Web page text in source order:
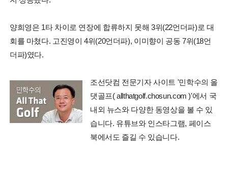
양희영은 1타 차이로 연장에 합류하지 못해 3위(22언더파)로 대
회를 마쳤다. 고진영이 4위(20언더파), 이미향이 공동 7위(18언
더파)였다.
조선닷컴 전문기자 사이트 '민학수의 올
댓골프( allthatgolf.chosun.com )'에서 국
내외 뉴스와 다양한 동영상을 볼 수 있
습니다. 유튜브와 인스타그램, 페이스
북에서도 즐길 수 있습니다.